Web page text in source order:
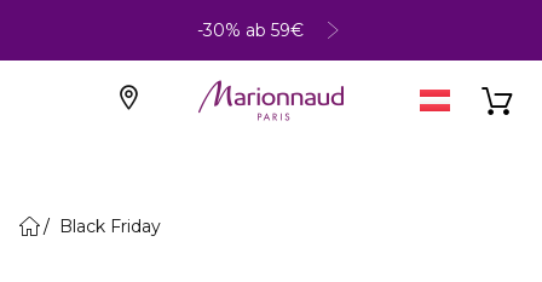
-30% ab 59€
Black Friday